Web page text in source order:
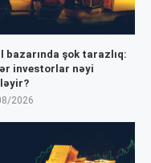
bazarında şok tarazlıq:
investorlar nəyi
2026